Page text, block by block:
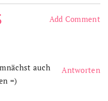
Add Comment
auch
=)
Antworten